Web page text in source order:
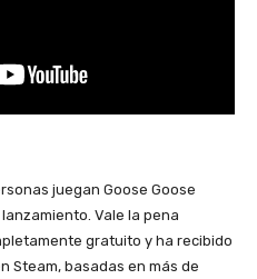
juegan Goose Goose
Vale la pena
gratuito y ha recibido
Steam, basadas en más de